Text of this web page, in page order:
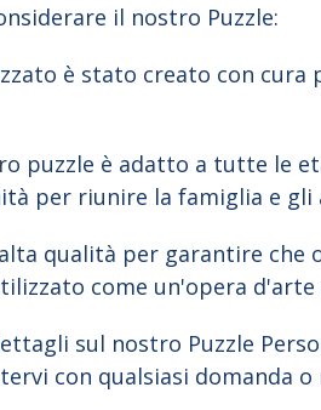
il nostro Puzzle:
è stato creato con
puzzle è adatto a tutte le
per riunire la famiglia e
qualità per garantire che
come un'opera d'arte
sul nostro Puzzle
con qualsiasi domanda o